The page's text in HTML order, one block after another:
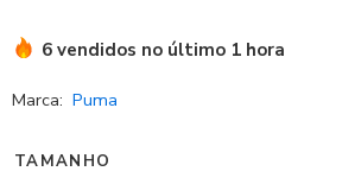
6 vendidos no último 1 hora
Marca: Puma
TAMANHO